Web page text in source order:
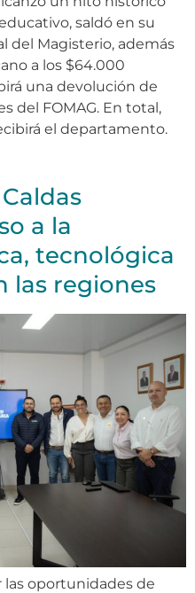
saldó en su
del Magisterio, además
a los $64.000
una devolución de
del FOMAG. En total,
el departamento.
a la
tecnológica
las regiones
las oportunidades de